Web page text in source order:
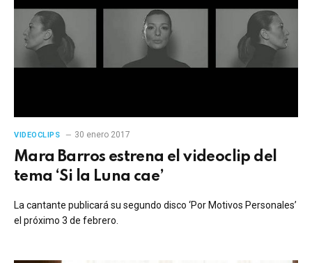
VIDEOCLIPS 30 enero 2017
Mara Barros estrena el videoclip del
tema ‘Si la Luna cae’
La cantante publicará su segundo disco ‘Por Motivos Personales’
el próximo 3 de febrero.